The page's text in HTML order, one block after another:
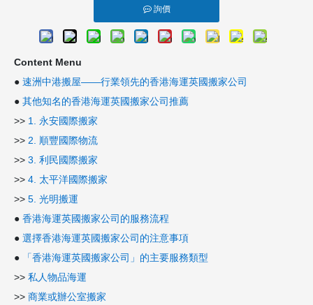
詢價
Content Menu
● 速洲中港搬屋——行業領先的香港海運英國搬家公司
● 其他知名的香港海運英國搬家公司推薦
>> 1. 永安國際搬家
>> 2. 順豐國際物流
>> 3. 利民國際搬家
>> 4. 太平洋國際搬家
>> 5. 光明搬運
● 香港海運英國搬家公司的服務流程
● 選擇香港海運英國搬家公司的注意事項
●
「香港海運英國搬家公司」的主要服務類型
>> 私人物品海運
>> 商業或辦公室搬家